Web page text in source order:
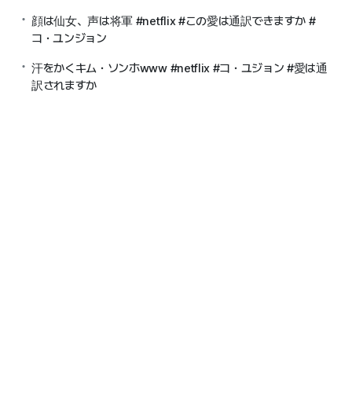
顔は仙女、声は将軍 #netflix #この愛は通訳できますか #
コ・ユンジョン
汗をかくキム・ソンホwww #netflix #コ・ユジョン #愛は通
訳されますか